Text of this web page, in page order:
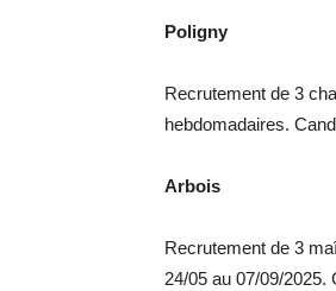
Poligny
Recrutement de 3
hebdomadaires.
Arbois
Recrutement de 3
24/05 au 07/09/2025.